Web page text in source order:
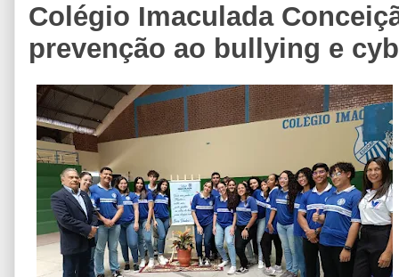
Colégio Imaculada
prevenção ao bullying e